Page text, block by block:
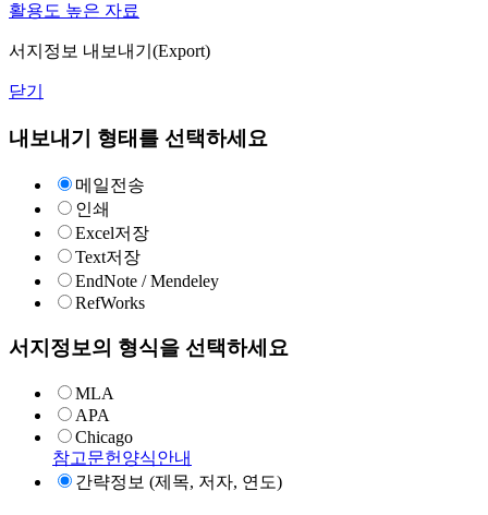
활용도 높은 자료
서지정보 내보내기(Export)
닫기
내보내기 형태를 선택하세요
메일전송
인쇄
Excel저장
Text저장
EndNote / Mendeley
RefWorks
서지정보의 형식을 선택하세요
MLA
APA
Chicago
참고문헌양식안내
간략정보 (제목, 저자, 연도)